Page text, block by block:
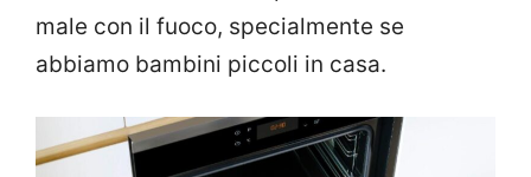
male con il fuoco, specialmente se
abbiamo bambini piccoli in casa.